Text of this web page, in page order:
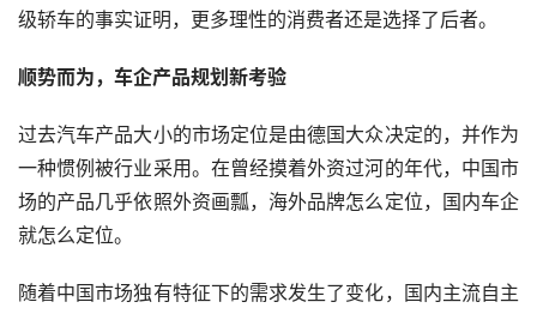
级轿车的事实证明，更多理性的消费者还是选择了后者。
顺势而为，车企产品规划新考验
过去汽车产品大小的市场定位是由德国大众决定的，并作为
一种惯例被行业采用。在曾经摸着外资过河的年代，中国市
场的产品几乎依照外资画瓢，海外品牌怎么定位，国内车企
就怎么定位。
随着中国市场独有特征下的需求发生了变化，国内主流自主